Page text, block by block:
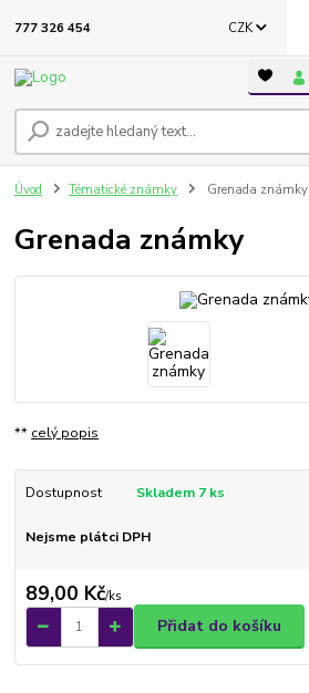
CZK
777 326 454
Úvod Tématické známky Grenada známky
Grenada známky
** celý popis
Dostupnost Skladem 7 ks
Nejsme plátci DPH
89,00 Kč/ks
Přidat do košíku